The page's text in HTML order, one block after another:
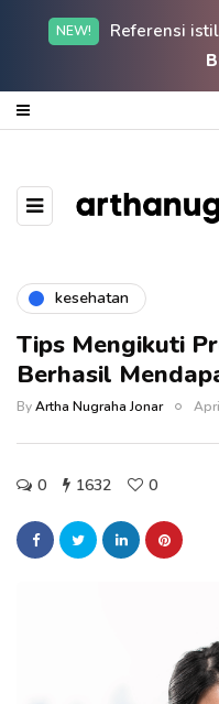
NEW!
Referensi
kesehatan
Tips Mengikuti
Berhasil
ByArtha Nugraha Jonar
0 1632 0